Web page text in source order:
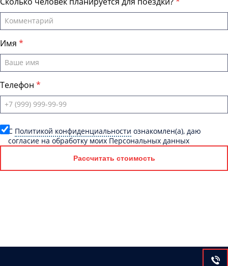
Имя
Телефон
C Политикой конфиденциальности ознакомлен(а), даю
согласие на обработку моих Персональных данных
Рассчитать стоимость